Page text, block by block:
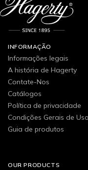
INFORMAÇÃO
Informações legais
A história de Hagerty
Contate-Nos
Catálogos
Política de privacidade
Condições Gerais de
Guia de produtos
OUR PRODUCTS